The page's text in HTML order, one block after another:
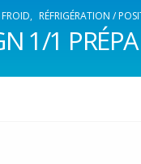
FROID, RÉFRIGÉRATION /
1/1